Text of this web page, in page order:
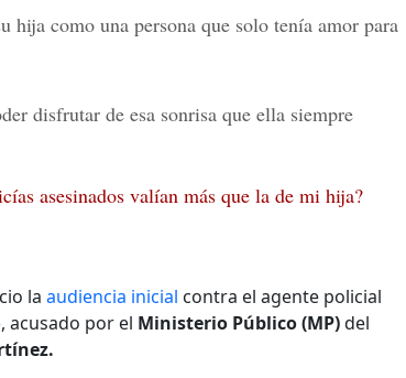
hija como una persona que solo tenía amor para
disfrutar de esa sonrisa que ella siempre
asesinados valían más que la de mi hija?
la audiencia inicial contra el agente policial
, acusado por el Ministerio Público (MP)del